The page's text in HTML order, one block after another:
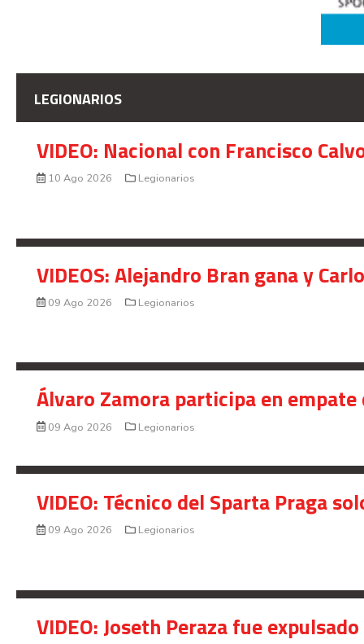
LEGIONARIOS
VIDEO: Nacional con Francisco
10 Ago 2026 Legionarios
VIDEOS: Alejandro Bran gana y
09 Ago 2026 Legionarios
Álvaro Zamora participa en
09 Ago 2026 Legionarios
VIDEO: Técnico del Sparta Praga
09 Ago 2026 Legionarios
VIDEO: Joseth Peraza fue